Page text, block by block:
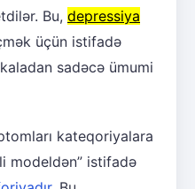
Bu, depressiya
üçün istifadə
sadəcə ümumi
kateqoriyalara
modeldən” istifadə